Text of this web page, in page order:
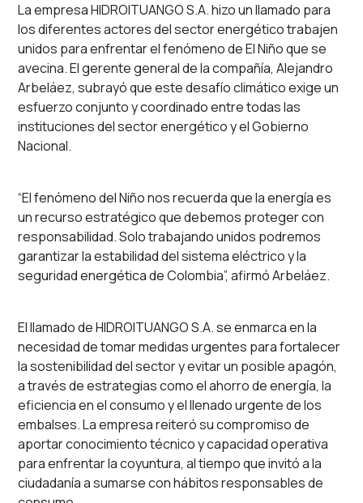
La empresa HIDROITUANGO S.A. hizo un llamado para
los diferentes actores del sector energético trabajen
unidos para enfrentar el fenómeno de El Niño que se
avecina. El gerente general de la compañía, Alejandro
Arbeláez, subrayó que este desafío climático exige un
esfuerzo conjunto y coordinado entre todas las
instituciones del sector energético y el Gobierno
Nacional.
“El fenómeno del Niño nos recuerda que la energía es
un recurso estratégico que debemos proteger con
responsabilidad. Solo trabajando unidos podremos
garantizar la estabilidad del sistema eléctrico y la
seguridad energética de Colombia”, afirmó Arbeláez.
El llamado de HIDROITUANGO S.A. se enmarca en la
necesidad de tomar medidas urgentes para fortalecer
la sostenibilidad del sector y evitar un posible apagón,
a través de estrategias como el ahorro de energía, la
eficiencia en el consumo y el llenado urgente de los
embalses. La empresa reiteró su compromiso de
aportar conocimiento técnico y capacidad operativa
para enfrentar la coyuntura, al tiempo que invitó a la
ciudadanía a sumarse con hábitos responsables de